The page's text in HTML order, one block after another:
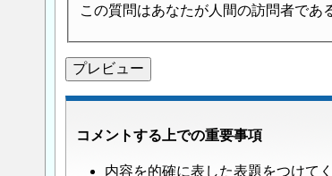
この質問はあなたが人間の訪問者であ
コメントする上での重要事項
内容を的確に表した表題をつけてく